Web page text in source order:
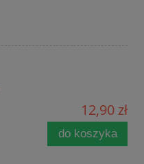
12,90 zł
do koszyka